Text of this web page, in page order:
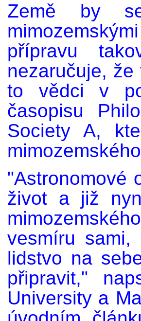
Země by
přípravu
nezaručuje,
to vědci v
časopisu
Society A,
"Astronomové
život a již
vesmíru
lidstvo na
připravit,"
University a